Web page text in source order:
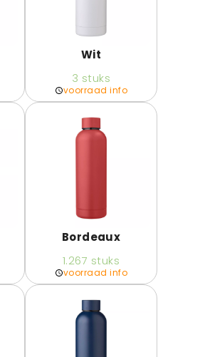
Wit
3 stuks
voorraad info
Bordeaux
1.267 stuks
voorraad info